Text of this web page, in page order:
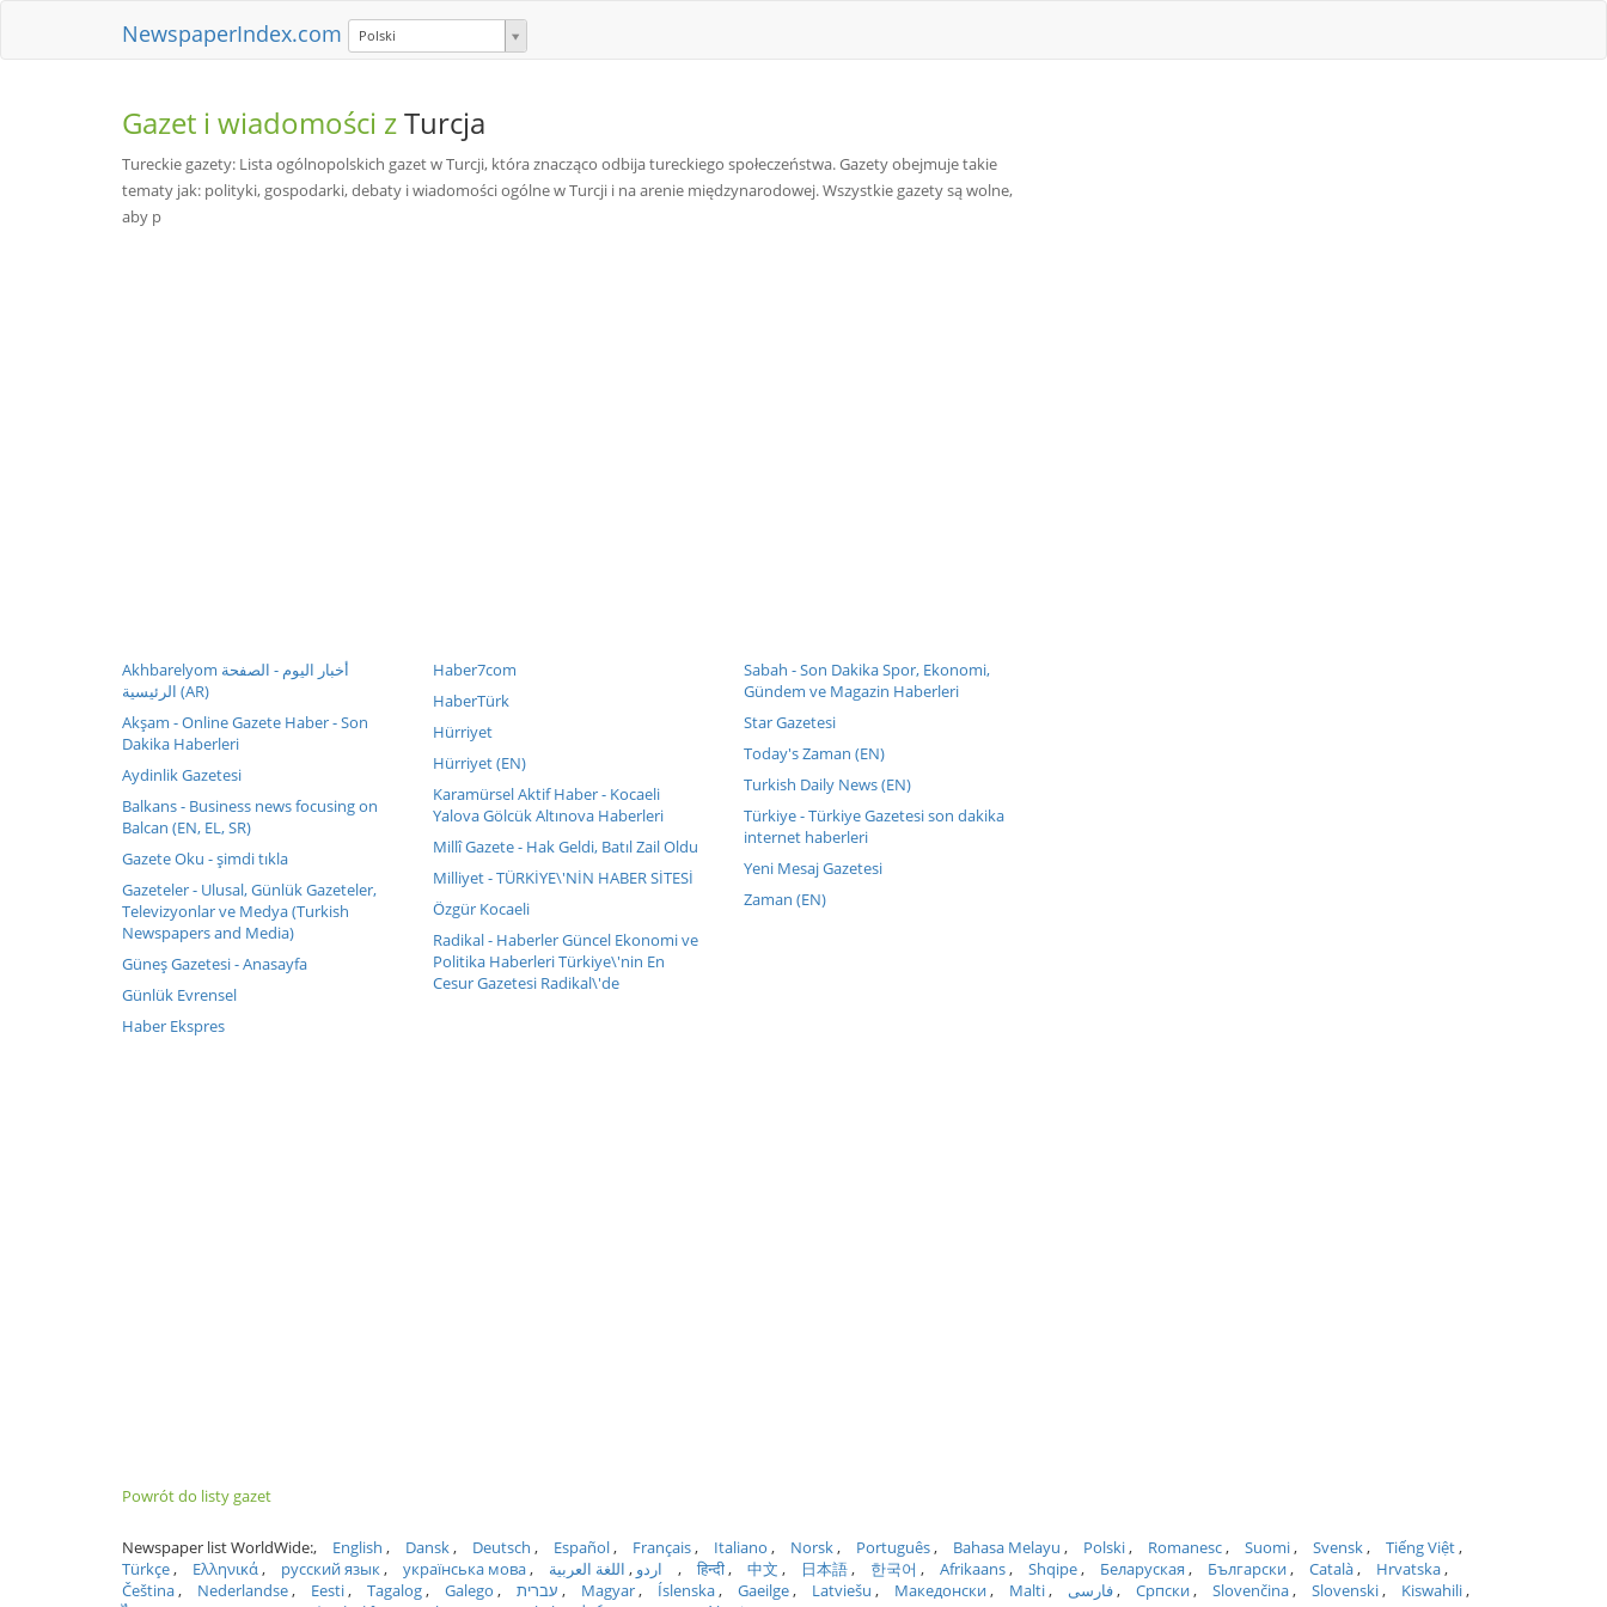
NewspaperIndex.com Polski
Gazet i wiadomości zTurcja
Tureckie gazety: Lista ogólnopolskich gazet w Turcji, która znacząco odbija tureckiego społeczeństwa. Gazety obejmuje takie
tematy jak: polityki, gospodarki, debaty i wiadomości ogólne w Turcji i na arenie międzynarodowej. Wszystkie gazety są wolne,
aby p
Akhbarelyom أخبار اليوم - الصفحة
الرئيسية (AR)
Akşam - Online Gazete Haber - Son
Dakika Haberleri
Aydinlik Gazetesi
Balkans - Business news focusing on
Balcan (EN, EL, SR)
Gazete Oku - şimdi tıkla
Gazeteler - Ulusal, Günlük Gazeteler,
Televizyonlar ve Medya (Turkish
Newspapers and Media)
Güneş Gazetesi - Anasayfa
Günlük Evrensel
Haber Ekspres
Haber7com
HaberTürk
Hürriyet
Hürriyet (EN)
Karamürsel Aktif Haber - Kocaeli
Yalova Gölcük Altınova Haberleri
Millî Gazete - Hak Geldi, Batıl Zail Oldu
Milliyet - TÜRKİYE\'NİN HABER SİTESİ
Özgür Kocaeli
Radikal - Haberler Güncel Ekonomi ve
Politika Haberleri Türkiye\'nin En
Cesur Gazetesi Radikal\'de
Sabah - Son Dakika Spor, Ekonomi,
Gündem ve Magazin Haberleri
Star Gazetesi
Today's Zaman (EN)
Turkish Daily News (EN)
Türkiye - Türkiye Gazetesi son dakika
internet haberleri
Yeni Mesaj Gazetesi
Zaman (EN)
Powrót do listy gazet
Newspaper list WorldWide: English Dansk Deutsch Español Français Italiano Norsk Português Bahasa Melayu Polski Romanesc Suomi Svensk
Tiếng Việt
Türkçe
Ελληνικά русский язык українська мова اردو اللغة العربية हिन्दी 中文 日本語 한국어 Afrikaans Shqipe Беларуская Български Català
Hrvatska
Čeština
Nederlandse Eesti Tagalog Galego עברית Magyar Íslenska Gaeilge Latviešu Македонски Malti فارسی Српски Slovenčina Slovenski
Kiswahili